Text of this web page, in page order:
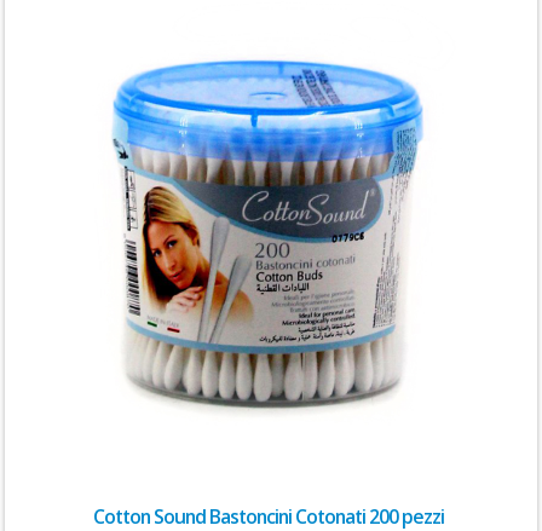
Cotton Sound Bastoncini Cotonati 200 pezzi